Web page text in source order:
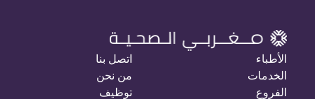
الأطباء
الخدمات
الفروع
اتصل بنا
من نحن
توظيف